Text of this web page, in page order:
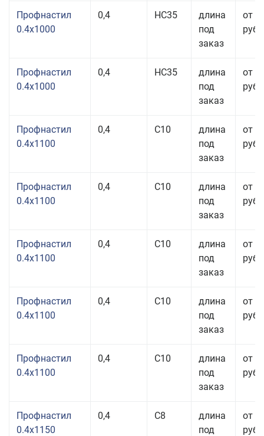
Профнастил
0.4x1000
0,4 НС35
длина
под
заказ
от
руб.
Профнастил
0.4x1000
0,4 НС35
длина
под
заказ
от
руб.
Профнастил
0.4x1100
0,4 С10
длина
под
заказ
от
руб.
Профнастил
0.4x1100
0,4 С10
длина
под
заказ
от
руб.
Профнастил
0.4x1100
0,4 С10
длина
под
заказ
от
руб.
Профнастил
0.4x1100
0,4 С10
длина
под
заказ
от
руб.
Профнастил
0.4x1100
0,4 С10
длина
под
заказ
от
руб.
Профнастил
0.4x1150
0,4 С8
длина
под
от
руб.